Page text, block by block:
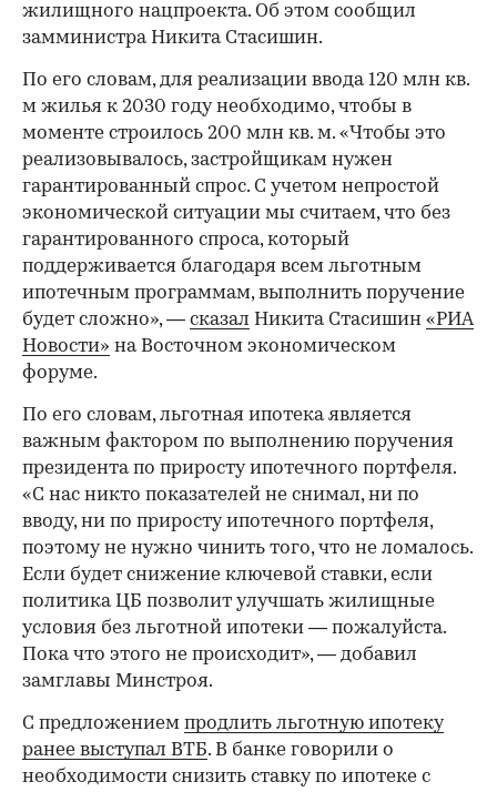
жилищного нацпроекта. Об этом сообщил
замминистра Никита Стасишин.
По его словам, для реализации ввода 120 млн кв.
м жилья к 2030 году необходимо, чтобы в
моменте строилось 200 млн кв. м. «Чтобы это
реализовывалось, застройщикам нужен
гарантированный спрос. С учетом непростой
экономической ситуации мы считаем, что без
гарантированного спроса, который
поддерживается благодаря всем льготным
ипотечным программам, выполнить поручение
будет сложно», — сказал Никита Стасишин «РИА
Новости» на Восточном экономическом
форуме.
По его словам, льготная ипотека является
важным фактором по выполнению поручения
президента по приросту ипотечного портфеля.
«С нас никто показателей не снимал, ни по
вводу, ни по приросту ипотечного портфеля,
поэтому не нужно чинить того, что не ломалось.
Если будет снижение ключевой ставки, если
политика ЦБ позволит улучшать жилищные
условия без льготной ипотеки — пожалуйста.
Пока что этого не происходит», — добавил
замглавы Минстроя.
С предложением продлить льготную ипотеку
ранее выступал ВТБ. В банке говорили о
необходимости снизить ставку по ипотеке с